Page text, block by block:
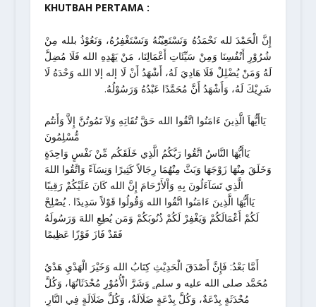
KHUTBAH PERTAMA :
إِنَّ الْحَمْدَ لله نَحْمَدُهُ وَنَسْتَعِيْنُهُ وَنَسْتَغْفِرُهُ، وَنَعُوْذُ بلله مِنْ
شُرُوْرِ أَنْفُسِنَا وَمِنْ سَيِّئَاتِ أَعْمَالِنَا، مَنْ يَهْدِهِ الله فَلَا مُضِلَّ
لَهُ وَمَنْ يُضْلِلْ فَلَا هَادِيَ لَهُ، أَشْهَدُ أَنْ لَا إله إلا الله وَحْدَهُ لَا
شَرِيْكَ لَهُ، وَأَشْهَدُ أَنَّ مُحَمَّدًا عَبْدُهُ وَرَسُوْلُهُ.
يَاأَيُّهاَ الَّذِينَ ءَامَنُوا اتَّقُوا الله حَقَّ تُقَاتِهِ وَلاَ تَمُوتُنَّ إِلاَّ وَأَنتُم
مُّسْلِمُونَ
يَاأَيُّهَا النَّاسُ اتَّقُوا رَبَّكُمُ الَّذِي خَلَقَكُم مِّنْ نَفْسٍ وَاحِدَةٍ
وَخَلَقَ مِنْهَا زَوْجَهَا وَبَثَّ مِنْهُمَا رِجَالاً كَثِيرًا وَنِسَآءً وَاتَّقُوا اللهَ
الَّذِي تَسَآءَلُونَ بِهِ وَاْلأَرْحَامَ إِنَّ الله كَانَ عَلَيْكُمْ رَقِيبًا
يَاأَيُّهَا الَّذِينَ ءَامَنُوا اتَّقُوا الله وَقُولُوا قَوْلاً سَدِيدًا . يُصْلِحْ
لَكُمْ أَعْمَالَكُمْ وَيَغْفِرْ لَكُمْ ذُنُوبَكُمْ وَمَن يُطِعِ اللهَ وَرَسُولَهُ
فَقَدْ فَازَ فَوْزًا عَظِيمًا
أَمَّا بَعْدُ: فَإِنَّ أَصْدَقَ الْحَدِيْثِ كِتَابُ الله وَخَيْرَ الْهَدْيِ هَدْيُ
مُحَمَّد صلى الله عليه و سلم ٍ وَشَرَّ الْأُمُوْرِ مُحْدَثَاتُهَا، وَكُلَّ
مُحْدَثَةٍ بِدْعَةٌ، وَكُلَّ بِدْعَةٍ ضَلَالَةٌ، وَكُلَّ ضَلَالَةٍ فِي النَّارِ.